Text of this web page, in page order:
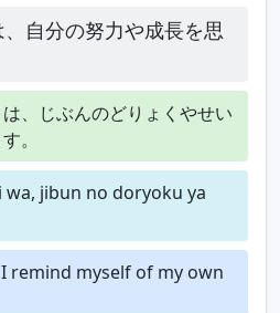
自分の努力や成長を思
、じぶんのどりょくやせい
。
jibun no doryoku ya
remind myself of my own